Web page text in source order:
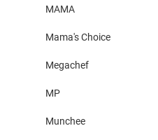
MAMA
Mama's Choice
Megachef
MP
Munchee